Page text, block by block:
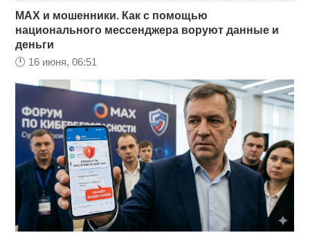
MAX и мошенники. Как с помощью
национального мессенджера воруют данные и
деньги
🕛 16 июня, 06:51